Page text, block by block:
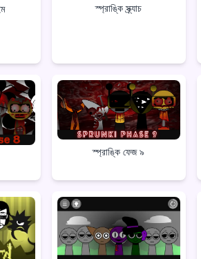
স্প্রাঙ্কি স্ক্র্যাচ
স্প্রাঙ্কি ফেজ ৯